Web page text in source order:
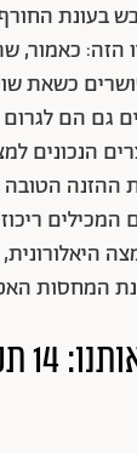
בעונת
הזה: כאמור,
כשאת
גם הם לגרום
הנכונים
ההזנה
המכילים
המחסות
אל